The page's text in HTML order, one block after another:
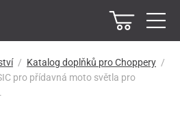
Katalog doplňků pro Choppery
pro přídavná moto světla pro